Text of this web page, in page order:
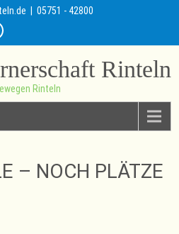
| 05751 - 42800
Rinteln
Rinteln
– NOCH PLÄTZE